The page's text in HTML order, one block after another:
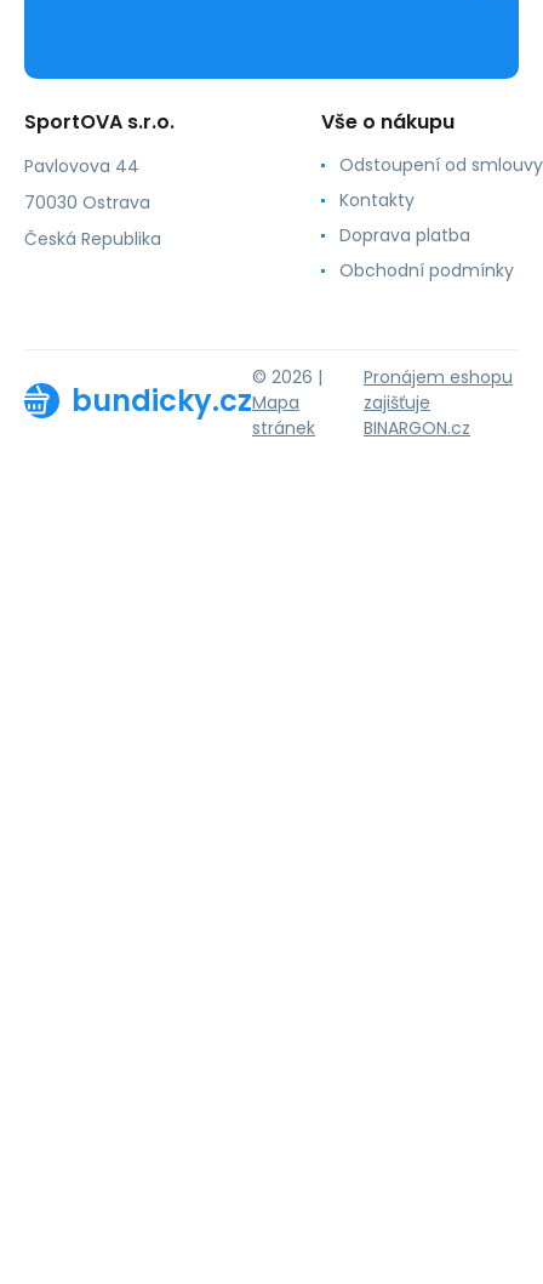
SportOVA s.r.o.
Pavlovova 44
70030 Ostrava
Česká Republika
Vše o nákupu
Odstoupení od smlouvy
Kontakty
Doprava platba
Obchodní podmínky
bundicky.cz
© 2026 |
Mapa
stránek
Pronájem eshopu
zajišťuje
BINARGON.cz